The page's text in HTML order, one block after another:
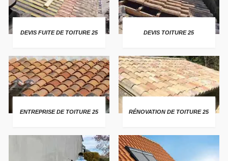
DEVIS FUITE DE TOITURE 25 DEVIS TOITURE 25
ENTREPRISE DE TOITURE 25 RÉNOVATION DE TOITURE 25